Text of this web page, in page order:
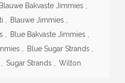
Blauwe Bakvaste Jimmies
Blauwe Jimmies
Blue Bakvaste Jimmies
Blue Sugar Strands
Sugar Strands Wilton